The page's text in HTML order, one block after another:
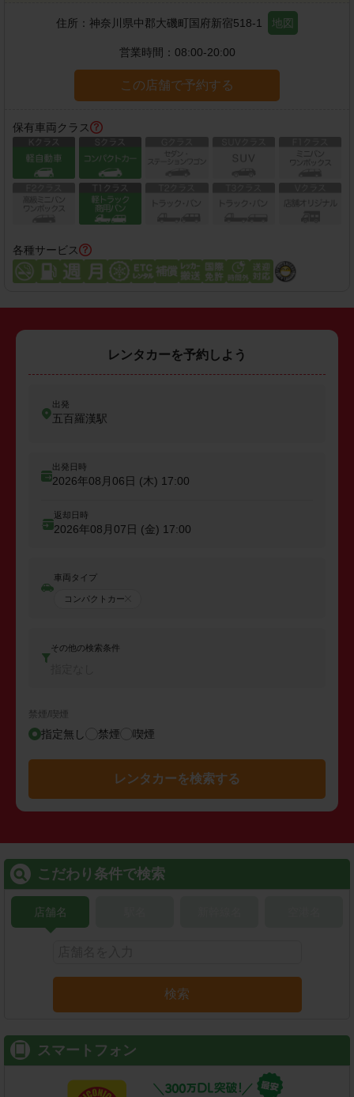
住所： 神奈川県中郡大磯町国府新宿518-1 地図
営業時間： 08:00-20:00
この店舗で予約する
保有車両クラス
各種サービス
レンタカーを予約しよう
出発
五百羅漢駅
出発日時
2026年08月06日 (木) 17:00
返却日時
2026年08月07日 (金) 17:00
車両タイプ
コンパクトカー
その他の検索条件
禁煙/喫煙
指定無し 禁煙 喫煙
レンタカーを検索する
こだわり条件で検索
店舗名
検索
スマートフォン